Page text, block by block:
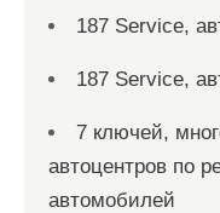
187 Service,
187 Service,
7 ключей,
автоцентров по
автомобилей